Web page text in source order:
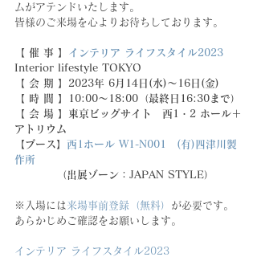
ムがアテンドいたします。
皆様のご来場を心よりお待ちしております。
【 催 事 】 インテリア ライフスタイル2023
Interior lifestyle TOKYO
【 会 期 】2023年 6月14日(水)〜16日(金)
【 時 間 】10:00～18:00（最終日16:30まで）
【 会 場 】東京ビッグサイト　西1・2 ホール＋
アトリウム
【ブース】 西1ホール W1-N001　(有)四津川製
作所
（出展ゾーン：JAPAN STYLE）
※入場には 来場事前登録（無料） が必要です。
あらかじめご確認をお願いします。
インテリア ライフスタイル2023